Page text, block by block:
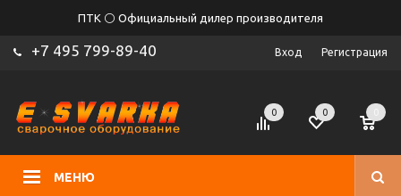
ПТК ⚪ Официальный дилер производителя
+7 495 799-89-40 Вход Регистрация
МЕНЮ
0 0